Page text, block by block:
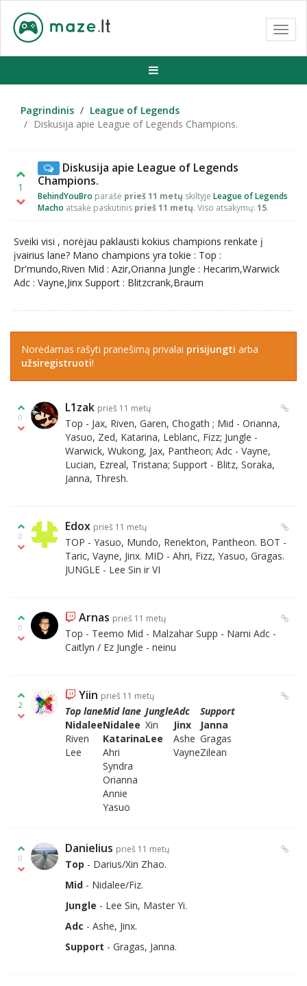
Pagrindinis
League of Legends
Diskusija apie League of Legends Champions.
1
Diskusija apie League of Legends
Champions.
BehindYouBro parašė prieš 11 metų skiltyje League of Legends
Macho atsakė paskutinis prieš 11 metų. Viso atsakymų: 15.
Sveiki visi , norėjau paklausti kokius champions renkate į
įvairius lane? Mano champions yra tokie : Top :
Dr'mundo,Riven Mid : Azir,Orianna Jungle : Hecarim,Warwick
Adc : Vayne,Jinx Support : Blitzcrank,Braum
Norėdamas rašyti pranešimą privalai prisijungti arba
užsiregistruoti!
0
L1zak prieš 11 metų
Top - Jax, Riven, Garen, Chogath ; Mid - Orianna,
Yasuo, Zed, Katarina, Leblanc, Fizz; Jungle -
Warwick, Wukong, Jax, Pantheon; Adc - Vayne,
Lucian, Ezreal, Tristana; Support - Blitz, Soraka,
Janna, Thresh.
0
Edox prieš 11 metų
TOP - Yasuo, Mundo, Renekton, Pantheon. BOT -
Taric, Vayne, Jinx. MID - Ahri, Fizz, Yasuo, Gragas.
JUNGLE - Lee Sin ir VI
0
Arnas prieš 11 metų
Top - Teemo Mid - Malzahar Supp - Nami Adc -
Caitlyn / Ez Jungle - neinu
2
Yiin prieš 11 metų
Top laneMid lane JungleAdc
Support
NidaleeNidalee Xin Jinx
Janna
Riven
KatarinaLee Ashe Gragas
Lee
Ahri VayneZilean
Syndra
Orianna
Annie
Yasuo
0
Danielius prieš 11 metų
Top - Darius/Xin Zhao.
Mid - Nidalee/Fiz.
Jungle - Lee Sin, Master Yi.
Adc - Ashe, Jinx.
Support - Gragas, Janna.